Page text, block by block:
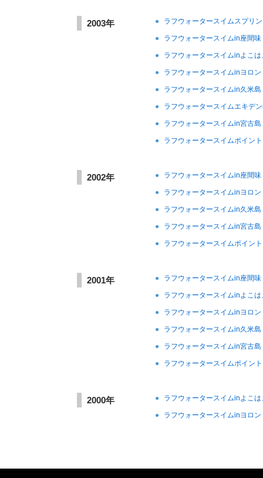
2003年 ● ラフウォータースイムスプリ
● ラフウォータースイムin座間味
● ラフウォータースイムinよこは
● ラフウォータースイムinヨロン
● ラフウォータースイムin久米島
● ラフウォータースイムエキデ
● ラフウォータースイムin宮古島
● ラフウォータースイムポイン
2002年 ● ラフウォータースイムin座間味
● ラフウォータースイムinヨロン
● ラフウォータースイムin久米島
● ラフウォータースイムin宮古島
● ラフウォータースイムポイン
2001年 ● ラフウォータースイムin座間味
● ラフウォータースイムinよこは
● ラフウォータースイムinヨロン
● ラフウォータースイムin久米島
● ラフウォータースイムin宮古島
● ラフウォータースイムポイン
2000年 ● ラフウォータースイムinよこは
● ラフウォータースイムinヨロン